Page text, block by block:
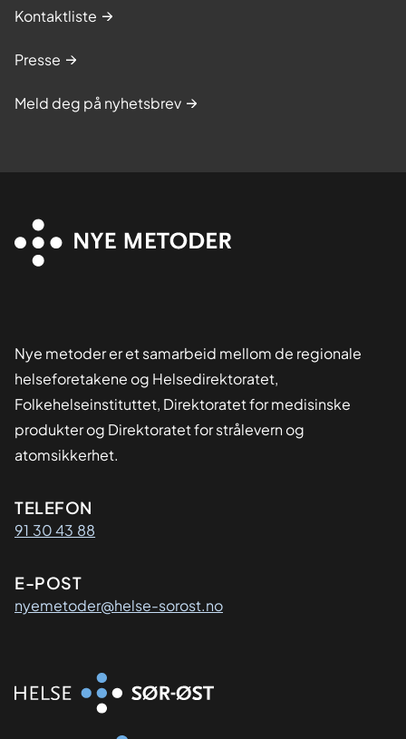
Kontaktliste
Presse
Meld deg på nyhetsbrev
Nye metoder er et samarbeid mellom de regionale
helseforetakene og Helsedirektoratet,
Folkehelseinstituttet, Direktoratet for medisinske
produkter og Direktoratet for strålevern og
atomsikkerhet.
Kontaktinformasjon
TELEFON
91 30 43 88
E-POST
nyemetoder@helse-sorost.no
Organisasjon